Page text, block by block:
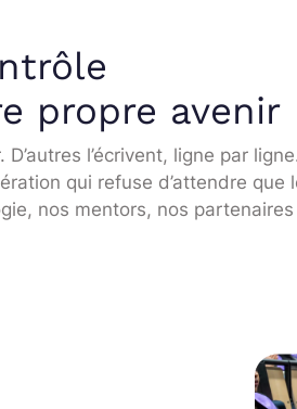
propre avenir
l’écrivent, ligne par
qui refuse d’attendre
nos mentors, nos